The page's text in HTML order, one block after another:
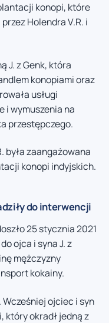
konopi, które
Holendra V.R. i
J. z Genk, która
konopiami oraz
usługi
i wymuszenia na
przestępczego.
była zaangażowana
konopi indyjskich.
do interwencji
25 stycznia 2021
ojca i syna J. z
mężczyzny
kokainy.
Wcześniej ojciec i syn
który okradł jedną z